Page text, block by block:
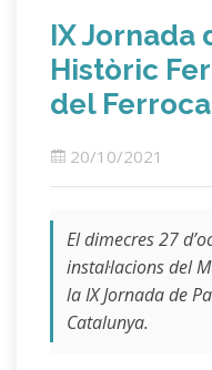
IX Jornada
Històric
del
20/10/2021
El dimecres 27
instal·lacions del
la IX Jornada de
Catalunya.